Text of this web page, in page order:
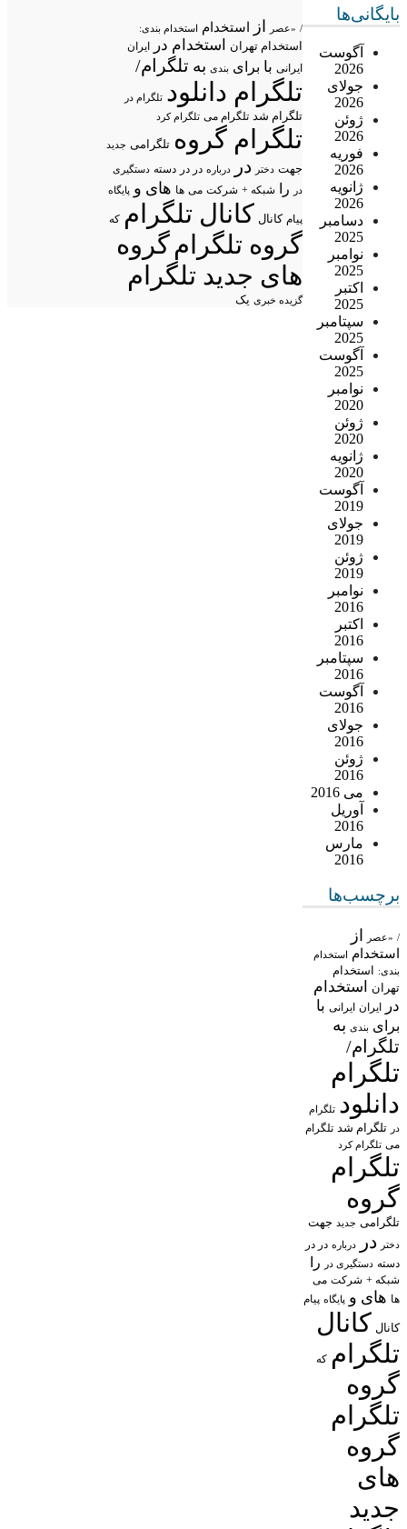
بایگانی‌ها
آگوست
2026
جولای
2026
ژوئن
2026
فوریه
2026
ژانویه
2026
دسامبر
2025
نوامبر
2025
اکتبر
2025
سپتامبر
2025
آگوست
2025
نوامبر
2020
ژوئن
2020
ژانویه
2020
آگوست
2019
جولای
2019
ژوئن
2019
نوامبر
2016
اکتبر
2016
سپتامبر
2016
آگوست
2016
جولای
2016
ژوئن
2016
می 2016
آوریل
2016
مارس
2016
برچسب‌ها
/ «عصر از
استخدام استخدام
بندی: استخدام
تهران
استخدام
در
ایران ایرانی با
برای بندی به
تلگرام/
تلگرام
دانلود تلگرام
در تلگرام شد تلگرام
می تلگرام کرد
تلگرام
گروه
تلگرامی جدید جهت
دختر در درباره در در
دسته دستگیری در را
شبکه + شرکت می
ها های و پایگاه پیام
کانال کانال
تلگرام که
گروه
تلگرام
گروه
های
جدید
/ «عصر از استخدام استخدام بندی:
استخدام تهران استخدام در ایران
ایرانی با برای بندی به تلگرام/
تلگرام دانلود تلگرام در
تلگرام شد تلگرام می تلگرام کرد
تلگرام گروه تلگرامی جدید
جهت دختر در درباره در در دسته دستگیری
در
را شبکه + شرکت می ها های و پایگاه
پیام کانال کانال تلگرام که
گروه تلگرامگروه
های جدید تلگرام
گزیده خبری یک